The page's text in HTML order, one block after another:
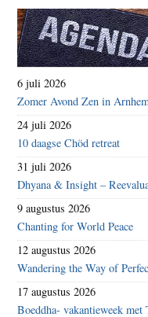
6 juli 2026
Zomer Avond Zen in
24 juli 2026
10 daagse Chöd retreat
31 juli 2026
Dhyana & Insight –
9 augustus 2026
Chanting for World Peace
12 augustus 2026
Wandering the Way of
17 augustus 2026
Boeddha- vakantieweek